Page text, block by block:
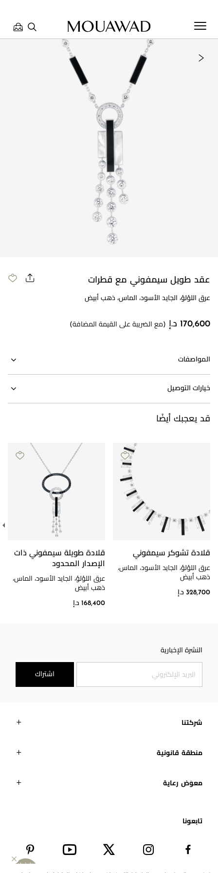
عقد طويل سيمفوني مع قطرات
عرق اللؤلؤ، الجايد الأسود، الماس، ذهب أبيض
170,600 د.إ (مع الضريبة على القيمة المضافة)
المواصفات
خيارات التوصيل
قد يعجبك أيضًا
قلادة تشوكر سيمفوني
عرق اللؤلؤ، الجايد الأسود، الماس،
ذهب أبيض
328,700 د.إ
قلادة طويلة سيمفوني ذات
الإصدار المحدود
عرق اللؤلؤ، الجايد الأسود، الماس،
ذهب أبيض
168,400 د.إ
النشرة الإخبارية
اشتراك
شركتنا
منطقة قانونية
معوَض رعاية
تابعونا​
مرحبا بكم في معوّض. كيف يمكننا مساعدتك؟ الرجاء تحديد أحد